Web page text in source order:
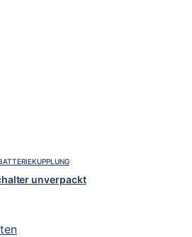
unverpackt